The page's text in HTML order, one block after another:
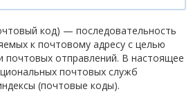
код) — последовательность
к почтовому адресу с целью
почтовых отправлений. В настоящее
почтовых служб
(почтовые коды).